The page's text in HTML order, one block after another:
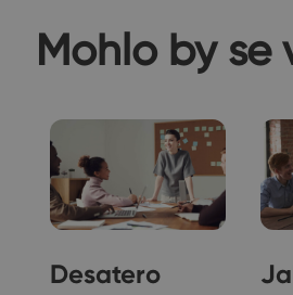
Mohlo by se
Desatero